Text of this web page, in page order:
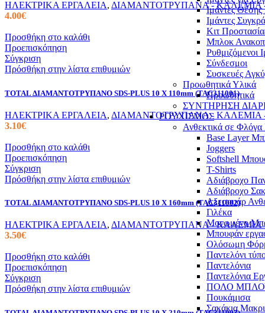
Ιμάντες Θέσης
Ιμάντες
Κιτ
Μπλοκ
Ρυθμιζόμενοι
Σύνδεσμοι
Συσκευές
Προωθητικά Υλικά
Προωθητικά
ΣΥΝΤΗΡΗΣΗ
ΡΟΥΧΙΣΜΟΣ
Ανθεκτικά σε
Base Layer
Joggers
Softshell
T-Shirts
Αδιάβροχο
Αδιάβροχο
Αξεσουάρ
Γιλέκα
Μονωμένο
Μπουφάν
Ολόσωμη
Παντελόνι
Παντελόνια
Παντελόνια
ΠΟΛΟ
Πουκάμισα
Σακάκια
ΗΛΕΚΤΡΙΚΑ ΕΡΓΑΛΕΙΑ, ΔΙΑΜΑΝΤΟΤΡΥΠΑΝΑ - ΚΑΛΕΜΙΑ -
4.00€
Προσθήκη στο καλάθι
Προεπισκόπηση
Σύγκριση
Πρόσθήκη στην λίστα επιθυμιών
TOTAL ΔΙΑΜΑΝΤΟΤΡΥΠΑΝΟ SDS-PLUS 10 X 110mm (TAC311001)
ΗΛΕΚΤΡΙΚΑ ΕΡΓΑΛΕΙΑ, ΔΙΑΜΑΝΤΟΤΡΥΠΑΝΑ - ΚΑΛΕΜΙΑ -
3.10€
Προσθήκη στο καλάθι
Προεπισκόπηση
Σύγκριση
Πρόσθήκη στην λίστα επιθυμιών
TOTAL ΔΙΑΜΑΝΤΟΤΡΥΠΑΝΟ SDS-PLUS 10 X 160mm (TAC311002)
ΗΛΕΚΤΡΙΚΑ ΕΡΓΑΛΕΙΑ, ΔΙΑΜΑΝΤΟΤΡΥΠΑΝΑ - ΚΑΛΕΜΙΑ -
3.50€
Προσθήκη στο καλάθι
Προεπισκόπηση
Σύγκριση
Πρόσθήκη στην λίστα επιθυμιών